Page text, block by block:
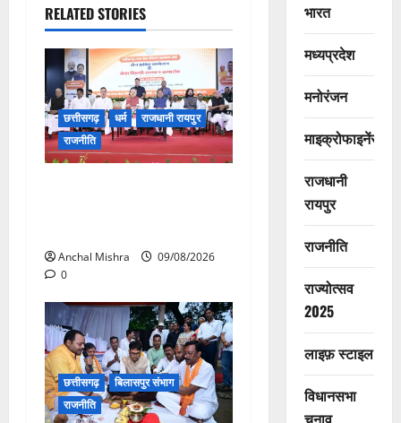
RELATED STORIES
छत्तीसगढ़ धर्म
राजधानी रायपुर
राजनीति
Anchal Mishra
09/08/2026
0
छत्तीसगढ़
बिलासपुर संभाग
राजनीति
भारत
मध्यप्रदेश
मनोरंजन
माइक्रोफाइनेंस
राजधानी
रायपुर
राजनीति
राज्योत्सव
2025
लाइफ़ स्टाइल
विधानसभा